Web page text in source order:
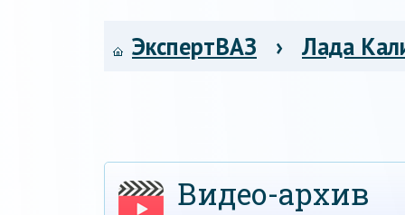
ЭкспертВАЗ › Лада
Видео-архив